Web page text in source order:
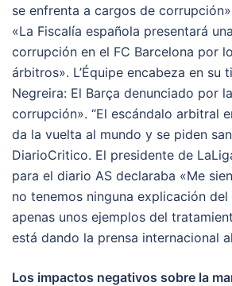
se enfrenta a cargos de
«La Fiscalía española presentará
corrupción en el FC Barcelona por
árbitros». L’Équipe encabeza en su
Negreira: El Barça denunciado por
corrupción». “El escándalo arbitral
da la vuelta al mundo y se piden
DiarioCritico. El presidente de
para el diario AS declaraba «Me
no tenemos ninguna explicación del
apenas unos ejemplos del
está dando la prensa internacional
Los impactos negativos sobre la